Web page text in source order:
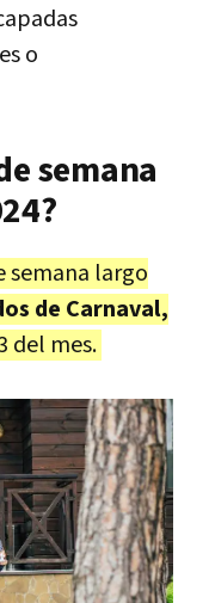
o
semana
semana largo
de Carnaval,
del mes.